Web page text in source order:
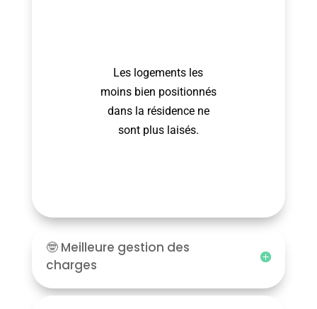
Les logements les
moins bien positionnés
dans la résidence ne
sont plus laisés.
🤓 Meilleure gestion des
charges